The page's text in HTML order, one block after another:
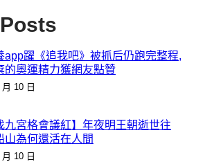
app躍《追我吧》被抓后仍跑完整程,
的奧運精力獲網友點贊
10 日
九宮格會議紅】年夜明王朝逝世往
山為何還活在人間
10 日